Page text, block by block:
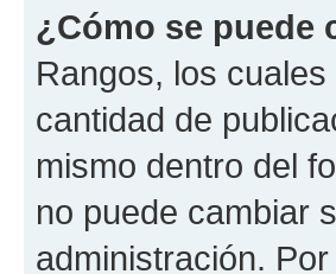
¿Cómo se puede
Rangos, los
cantidad de
mismo dentro del
no puede cambiar
administración.